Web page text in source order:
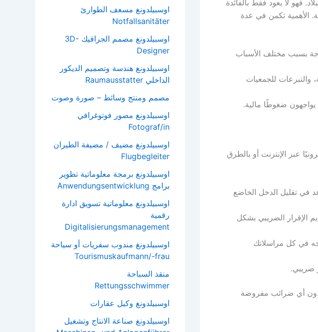
فهو لا يعود فقط بالفائدة
الأهمية تكمن في عدة
بسبب مختلف الأسباب
والتبرعات للجمعيات
ضغوطًا مالية.
عبر الإنترنت أو بالطرق
في تقليل الدخل الخاضع
الإقرار الضريبي بشكل
في كل مراسلاتك
ضريبي.
أي ضرائب مفروضة
اوسبيلدونغ مسعف الطوارئ
Notfallsanitäter
اوسبيلدونغ مصمم الجرافيك 3D-
Designer
اوسبيلدونغ هندسة وتصميم الديكور
الداخلي Raumausstatter
مصمم ومنتج وسائط – صورة وصوت
اوسبيلدونغ مصور فوتوغرافي
Fotograf/in
اوسبيلدونغ مضيف / مضيفة الطيران
Flugbegleiter
اوسبيلدونغ برمجة معلوماتية تطوير
برامج Anwendungsentwicklung
اوسبيلدونغ معلوماتية تسويق ادارة
رقمية
Digitalisierungsmanagement
اوسبيلدونغ مندوب سفريات أو سياحة
Tourismuskaufmann/-frau
منقذ السباحة
Rettungsschwimmer
اوسبيلدونغ وكيل عقارات
اوسبيلدونغ صناعة الانتاج وتشغيل